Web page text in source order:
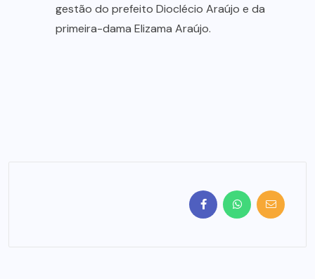
gestão do prefeito Dioclécio Araújo e da
primeira-dama Elizama Araújo.